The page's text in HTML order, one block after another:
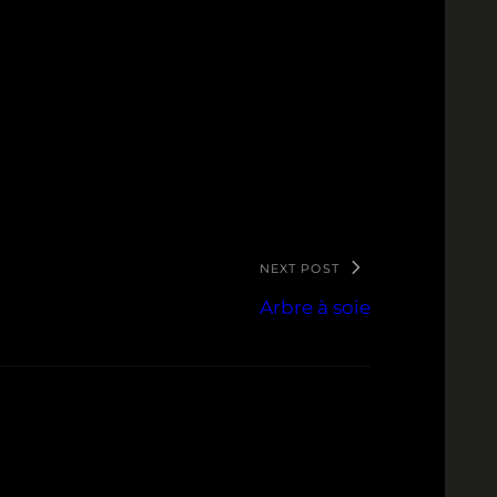
NEXT POST
Arbre à soie